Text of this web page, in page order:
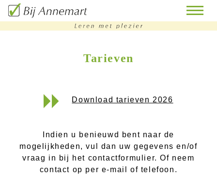
teaching
huiswerk
begeleiding
doorstroomtoets-
Tarieven
Download tarieven 2026
Indien u benieuwd bent naar de
mogelijkheden, vul dan uw gegevens en/of
vraag in bij het contactformulier. Of neem
contact op per e-mail of telefoon.